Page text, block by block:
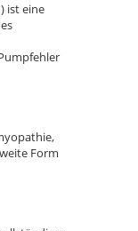
ist eine
Form